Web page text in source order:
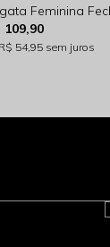
109,90
R$ 54,95 sem juros